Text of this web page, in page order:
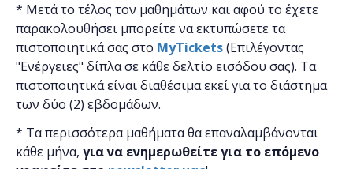
* Μετά το τέλος τον μαθημάτων και αφού το έχετε
παρακολουθήσει μπορείτε να εκτυπώσετε τα
πιστοποιητικά ​σας στο MyTickets(Επιλέγοντας
"Ενέργειες" δίπλα σε κάθε δελτίο εισόδου σας). Τα
πιστοποιητικά είναι διαθέσιμα εκεί για το διάστημα
των δύο (2) εβδομάδων.
* Τα περισσότερα μαθήματα θα επαναλαμβάνονται
κάθε μήνα, για να ενημερωθείτε για το επόμενο